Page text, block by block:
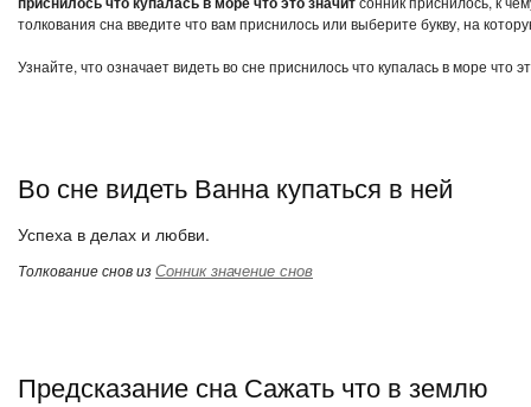
толкования сна введите что вам приснилось или выберите букву, на
Узнайте, что означает видеть во сне приснилось что купалась в море
Во сне видеть Ванна купаться в ней
Успеха в делах и любви.
Толкование снов изСонник значение снов
Предсказание сна Сажать что в землю